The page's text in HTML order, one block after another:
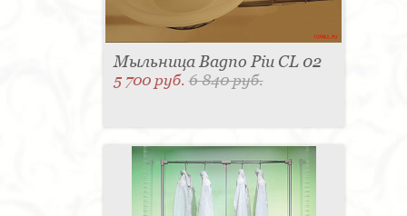
Мыльница Bagno Piu CL 02
5 700 руб.6 840 руб.